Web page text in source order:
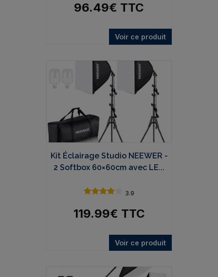
96.49€ TTC
Voir ce produit
Kit Éclairage Studio NEEWER -
2 Softbox 60×60cm avec LE...
3.9
119.99€ TTC
Voir ce produit